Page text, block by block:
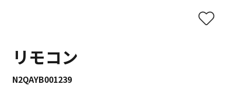
リモコン
N2QAYB001239